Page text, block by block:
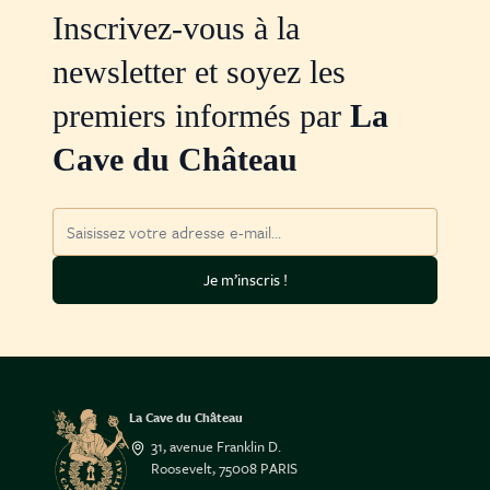
Inscrivez-vous à la
newsletter et soyez les
premiers informés par La
Cave du Château
Je m’inscris !
La Cave du Château
31, avenue Franklin D.
Roosevelt, 75008 PARIS